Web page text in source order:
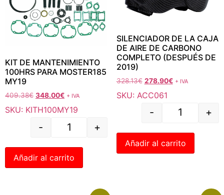
KIT DE MANTENIMIENTO
100HRS PARA MOSTER185
MY19
409.38€ 348.00€ + IVA
SKU: KITH100MY19
- +
Añadir al carrito
SILENCIADOR DE LA CAJA
DE AIRE DE CARBONO
COMPLETO (DESPUÉS DE
2019)
328.13€ 278.90€ + IVA
SKU: ACC061
- +
Añadir al carrito